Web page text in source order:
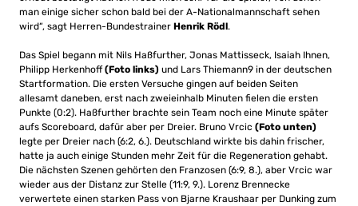
man einige sicher schon bald bei der A-Nationalmannschaft sehen
wird“, sagt Herren-Bundestrainer Henrik Rödl.
Das Spiel begann mit Nils Haßfurther, Jonas Mattisseck, Isaiah Ihnen,
Philipp Herkenhoff(Foto links) und Lars Thiemann9 in der deutschen
Startformation. Die ersten Versuche gingen auf beiden Seiten
allesamt daneben, erst nach zweieinhalb Minuten fielen die ersten
Punkte (0:2). Haßfurther brachte sein Team noch eine Minute später
aufs Scoreboard, dafür aber per Dreier. Bruno Vrcic (Foto unten)
legte per Dreier nach (6:2, 6.). Deutschland wirkte bis dahin frischer,
hatte ja auch einige Stunden mehr Zeit für die Regeneration gehabt.
Die nächsten Szenen gehörten den Franzosen (6:9, 8.), aber Vrcic war
wieder aus der Distanz zur Stelle (11:9, 9.). Lorenz Brennecke
verwertete einen starken Pass von Bjarne Kraushaar per Dunking zum